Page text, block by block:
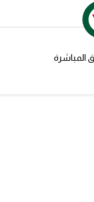
المباشرة